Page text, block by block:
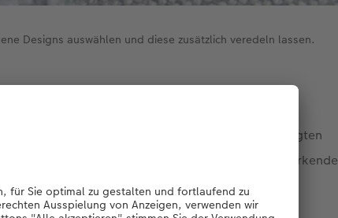
Designs auswählen und diese zusätzlich veredeln lassen.
steht Ihnen eine Vielzahl an vorgefertigten
für eine besonders schön, stimmig und stilvoll wirkende
Innenseite können Sie sich im passenden Look
im Konfigurator unter dem Menüpunkt